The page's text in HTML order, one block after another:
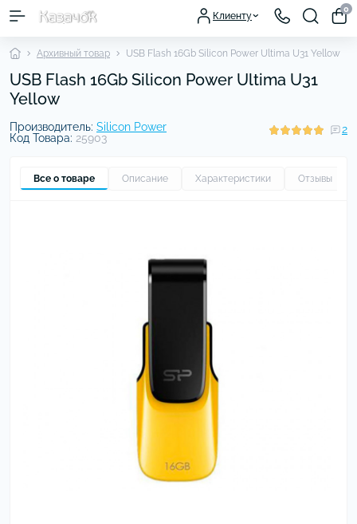
Клиенту
0
Архивный товар USB Flash 16Gb Silicon Power Ultima U31 Yellow
USB Flash 16Gb Silicon Power Ultima U31
Yellow
Производитель: Silicon Power
Код Товара: 25903
2
Все о товаре Описание Характеристики Отзывы